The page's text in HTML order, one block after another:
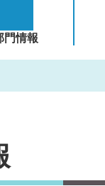
門情報